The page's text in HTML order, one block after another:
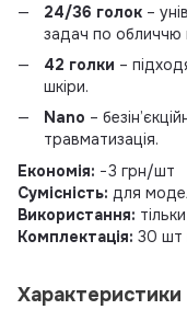
24/36 голок –
задач по обличчю
42 голки –
шкіри.
Nano –
травматизація.
Економія: −3 грн/шт
Сумісність: для
Використання:
Комплектація: 30 шт
Характеристики